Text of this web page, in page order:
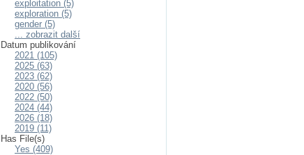
exploitation (5)
exploration (5)
gender (5)
... zobrazit další
Datum publikování
2021 (105)
2025 (63)
2023 (62)
2020 (56)
2022 (50)
2024 (44)
2026 (18)
2019 (11)
Has File(s)
Yes (409)